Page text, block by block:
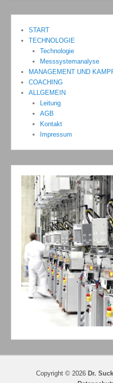
START
TECHNOLOGIE
Technologie
Messsystemanalyse
MANAGEMENT UND
COACHING
ALLGEMEIN
Leitung
AGB
Kontakt
Impressum
Copyright © 2026 Dr. Suck